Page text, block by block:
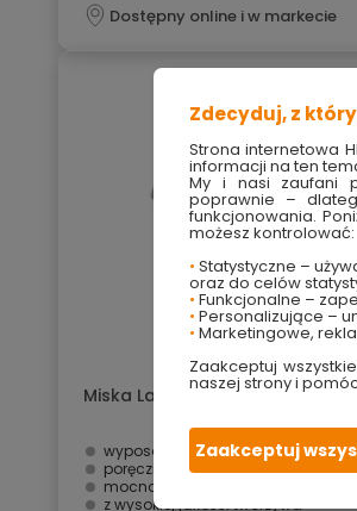
Dostępny online i w markecie
Miska Lamela 20L jasny popiel
wyposażona w rączki
poręczna i wygodna w użyciu
mocna i wytrzymała
z wysokiej jakości tworzywa
Zdecyduj, z
Strona internetowa
informacji na ten
My i nasi zaufani
poprawnie –
funkcjonowania.
możesz kontrolować:
• Statystyczne –
oraz do celów
• Funkcjonalne –
• Personalizujące –
• Marketingowe,
Zaakceptuj
naszej strony i
Zaakceptuj